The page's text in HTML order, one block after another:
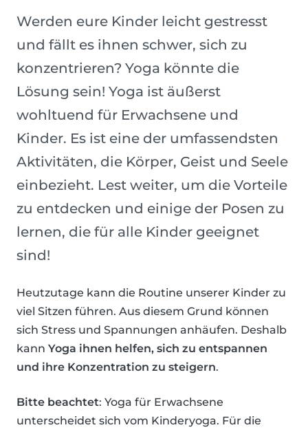
Werden eure Kinder leicht gestresst
und fällt es ihnen schwer, sich zu
konzentrieren? Yoga könnte die
Lösung sein! Yoga ist äußerst
wohltuend für Erwachsene und
Kinder. Es ist eine der umfassendsten
Aktivitäten, die Körper, Geist und Seele
einbezieht. Lest weiter, um die Vorteile
zu entdecken und einige der Posen zu
lernen, die für alle Kinder geeignet
sind!
Heutzutage kann die Routine unserer Kinder zu
viel Sitzen führen. Aus diesem Grund können
sich Stress und Spannungen anhäufen. Deshalb
kann Yoga ihnen helfen, sich zu entspannen
und ihre Konzentration zu steigern.
Bitte beachtet: Yoga für Erwachsene
unterscheidet sich vom Kinderyoga. Für die